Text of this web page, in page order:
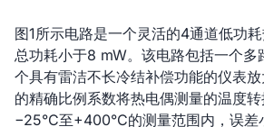
图1所示电路是一个灵活的4通道低功耗
总功耗小于8 mW。该电路包括一个多
个具有雷洁不长冷结补偿功能的仪表
的精确比例系数将热电偶测量的温度
−25°C至+400°C的测量范围内，误差